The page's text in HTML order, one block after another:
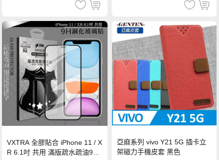
VXTRA 全膠貼合 iPhone 11 / X
R 6.1吋 共用 滿版疏水疏油9H
亞麻系列 vivo Y21 5G 插卡立
架磁力手機皮套 黑色